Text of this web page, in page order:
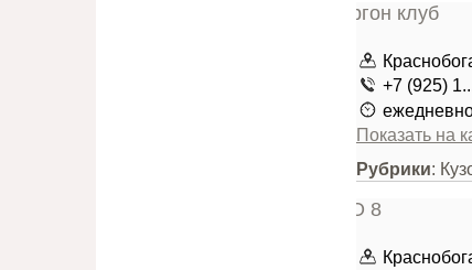
+7 (925)
Показать на
Рубрики: